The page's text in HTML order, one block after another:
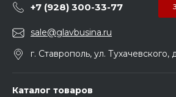
+7 (928) 300-33-77
sale@glavbusina.ru
г. Ставрополь, ул. Тухачевского,
Каталог товаров